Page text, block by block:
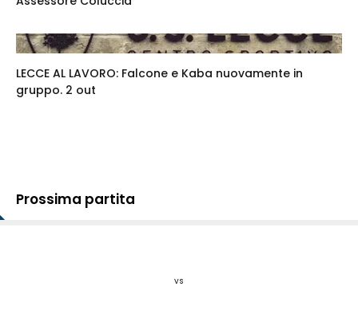
LECCE AL LAVORO: Falcone e Kaba nuovamente in
gruppo. 2 out
Prossima partita
vs